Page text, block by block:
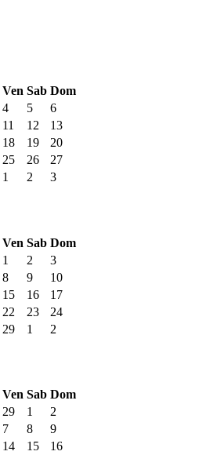
Ven Sab Dom
4 5
6
11 12
13
18 19
20
25 26
27
1 2 3
Ven Sab Dom
1 2
3
8 9
10
15 16
17
22 23
24
29 1 2
Ven Sab Dom
29 1
2
7 8
9
14 15
16